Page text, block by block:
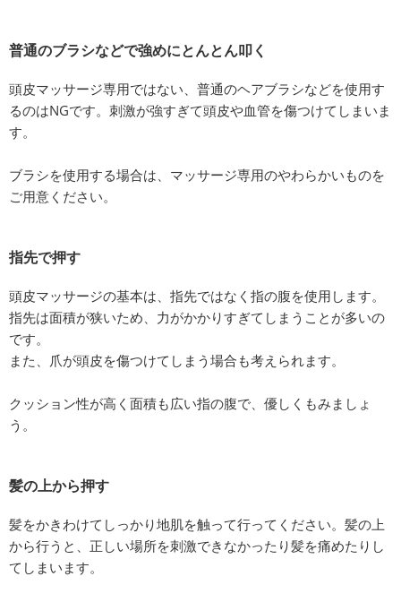
普通のブラシなどで強めにとんとん叩く
頭皮マッサージ専用ではない、普通のヘアブラシなどを使用す
るのはNGです。刺激が強すぎて頭皮や血管を傷つけてしまいま
す。
ブラシを使用する場合は、マッサージ専用のやわらかいものを
ご用意ください。
指先で押す
頭皮マッサージの基本は、指先ではなく指の腹を使用します。
指先は面積が狭いため、力がかかりすぎてしまうことが多いの
です。
また、爪が頭皮を傷つけてしまう場合も考えられます。
クッション性が高く面積も広い指の腹で、優しくもみましょ
う。
髪の上から押す
髪をかきわけてしっかり地肌を触って行ってください。髪の上
から行うと、正しい場所を刺激できなかったり髪を痛めたりし
てしまいます。